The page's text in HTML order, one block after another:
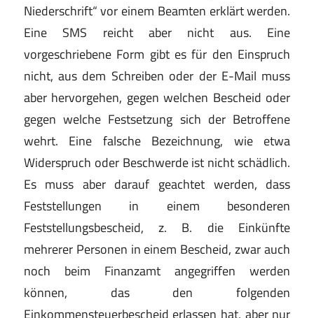
Niederschrift“ vor einem Beamten erklärt werden.
Eine SMS reicht aber nicht aus. Eine
vorgeschriebene Form gibt es für den Einspruch
nicht, aus dem Schreiben oder der E-Mail muss
aber hervorgehen, gegen welchen Bescheid oder
gegen welche Festsetzung sich der Betroffene
wehrt. Eine falsche Bezeichnung, wie etwa
Widerspruch oder Beschwerde ist nicht schädlich.
Es muss aber darauf geachtet werden, dass
Feststellungen in einem besonderen
Feststellungsbescheid, z. B. die Einkünfte
mehrerer Personen in einem Bescheid, zwar auch
noch beim Finanzamt angegriffen werden
können, das den folgenden
Einkommensteuerbescheid erlassen hat, aber nur